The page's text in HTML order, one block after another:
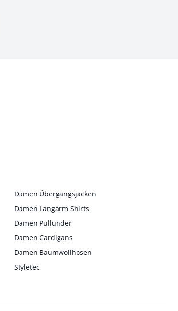
Damen Übergangsjacken
Damen Langarm Shirts
Damen Pullunder
Damen Cardigans
Damen Baumwollhosen
Styletec